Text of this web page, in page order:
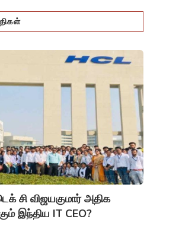
சி விஜயகுமார் அதிக
இந்திய IT CEO?